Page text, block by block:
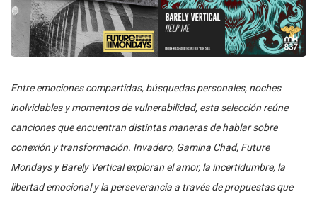
Entre emociones compartidas, búsquedas personales, noches
inolvidables y momentos de vulnerabilidad, esta selección reúne
canciones que encuentran distintas maneras de hablar sobre
conexión y transformación. Invadero, Gamina Chad, Future
Mondays y Barely Vertical exploran el amor, la incertidumbre, la
libertad emocional y la perseverancia a través de propuestas que